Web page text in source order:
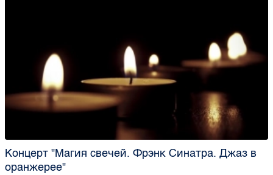
Концерт "Магия свечей. Фрэнк Синатра. Джаз в
оранжерее"